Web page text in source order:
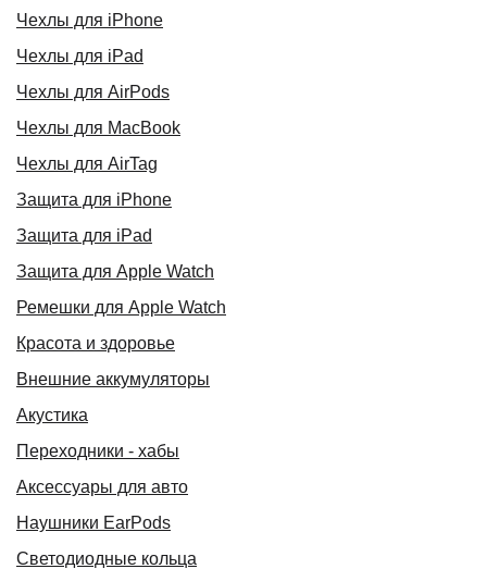
Чехлы для iPhone
Чехлы для AirPods
Чехлы для iPad
Чехлы для MacBook
Чехлы для AirTag
Защита для iPhone
Защита для iPad
Защита для Apple Watch
Ремешки для Apple Watch
Красота и здоровье
Наушники EarPods
Акустика
Переходники - хабы
Аксессуары для авто
Внешние аккумуляторы
Светодиодные кольца